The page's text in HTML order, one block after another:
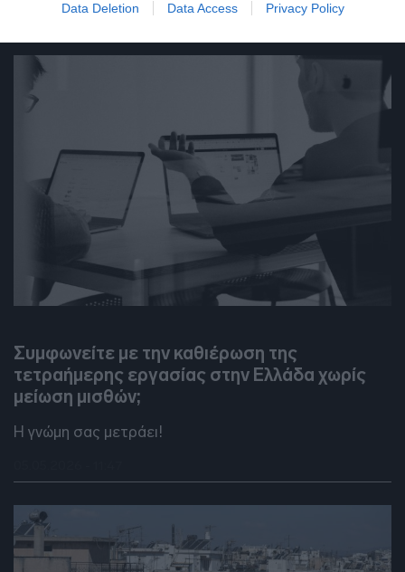
Data Deletion Data Access Privacy Policy
13.05.2026 - 13:59
Συμφωνείτε με την καθιέρωση της
τετραήμερης εργασίας στην Ελλάδα χωρίς
μείωση μισθών;
Η γνώμη σας μετράει!